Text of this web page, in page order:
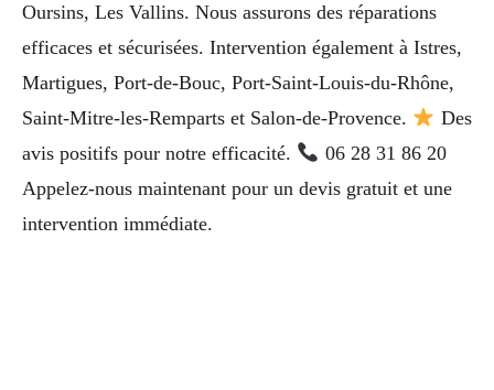
Oursins, Les Vallins. Nous assurons des réparations
efficaces et sécurisées. Intervention également à Istres,
Martigues, Port-de-Bouc, Port-Saint-Louis-du-Rhône,
Saint-Mitre-les-Remparts et Salon-de-Provence.
Des
avis positifs pour notre efficacité.
06 28 31 86 20
Appelez-nous maintenant pour un devis gratuit et une
intervention immédiate.